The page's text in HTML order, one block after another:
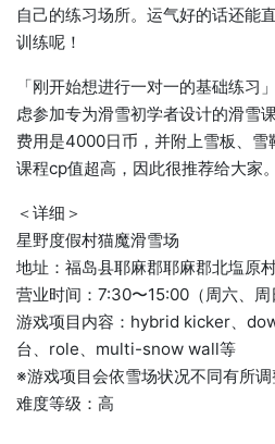
自己的练习场所。运气好的话还能
训练呢！
「刚开始想进行一对一的基础练习
虑参加专为滑雪初学者设计的滑雪
费用是4000日币，并附上雪板、雪
课程cp值超高，因此很推荐给大家。
＜详细＞
星野度假村猫魔滑雪场
地址：福岛县耶麻郡耶麻郡北塩原
营业时间：7:30〜15:00（周六、周
游戏项目内容：hybrid kicker、
台、role、multi-snow wall等
※游戏项目会依雪场状况不同有所
难度等级：高